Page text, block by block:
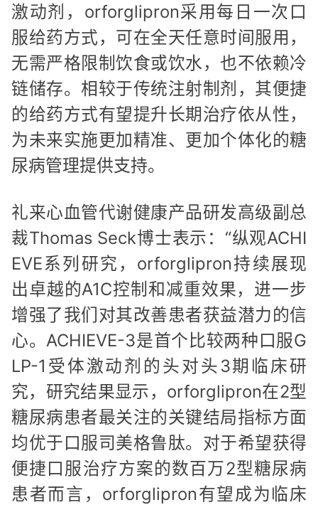
激动剂，orforglipron采用每日一次口
服给药方式，可在全天任意时间服用，
无需严格限制饮食或饮水，也不依赖冷
链储存。相较于传统注射制剂，其便捷
的给药方式有望提升长期治疗依从性，
为未来实施更加精准、更加个体化的糖
尿病管理提供支持。
礼来心血管代谢健康产品研发高级副总
裁Thomas Seck博士表示：“纵观ACHI
EVE系列研究，orforglipron持续展现
出卓越的A1C控制和减重效果，进一步
增强了我们对其改善患者获益潜力的信
心。ACHIEVE-3是首个比较两种口服G
LP-1受体激动剂的头对头3期临床研
究，研究结果显示，orforglipron在2型
糖尿病患者最关注的关键结局指标方面
均优于口服司美格鲁肽。对于希望获得
便捷口服治疗方案的数百万2型糖尿病
患者而言，orforglipron有望成为临床